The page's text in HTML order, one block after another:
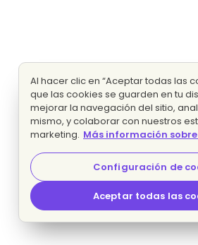
Al hacer clic en “Aceptar todas las
que las cookies se guarden en tu
mejorar la navegación del sitio,
mismo, y colaborar con nuestros
marketing. Más información
Configuración de
Aceptar todas las